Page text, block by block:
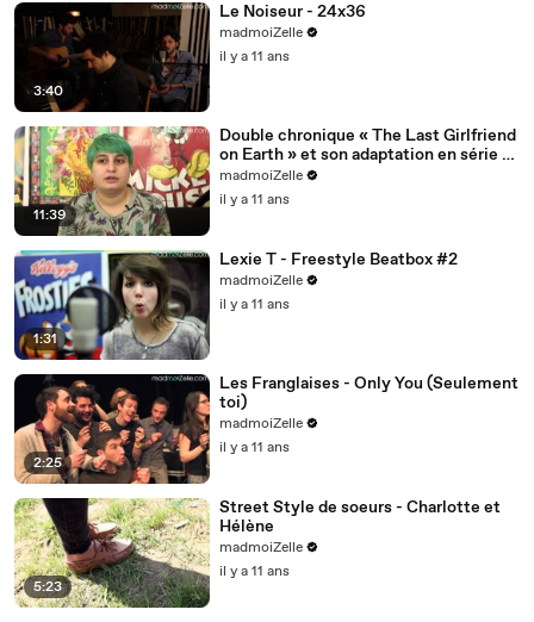
3:40
Le Noiseur - 24x36
madmoiZelle
il y a 11 ans
11:39
Double chronique « The Last Girlfriend
on Earth » et son adaptation en série «
Man Seeking W
madmoiZelle
il y a 11 ans
1:31
Lexie T - Freestyle Beatbox #2
madmoiZelle
il y a 11 ans
2:25
Les Franglaises - Only You (Seulement
toi)
madmoiZelle
il y a 11 ans
5:23
Street Style de soeurs - Charlotte et
Hélène
madmoiZelle
il y a 11 ans